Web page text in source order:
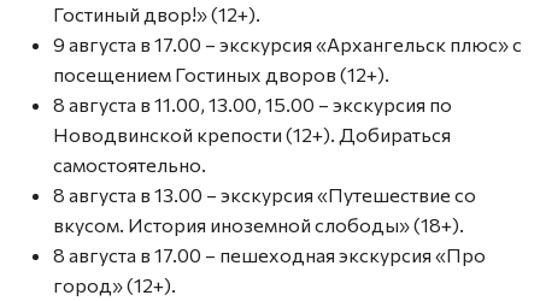
Гостиный двор!» (12+).
9 августа в 17.00 – экскурсия «Архангельск плюс» с
посещением Гостиных дворов (12+).
8 августа в 11.00, 13.00, 15.00 – экскурсия по
Новодвинской крепости (12+). Добираться
самостоятельно.
8 августа в 13.00 – экскурсия «Путешествие со
вкусом. История иноземной слободы» (18+).
8 августа в 17.00 – пешеходная экскурсия «Про
город» (12+).